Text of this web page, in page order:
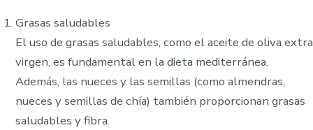
Grasas saludables
El uso de grasas saludables, como el aceite de oliva extra
virgen, es fundamental en la dieta mediterránea.
Además, las nueces y las semillas (como almendras,
nueces y semillas de chía) también proporcionan grasas
saludables y fibra.